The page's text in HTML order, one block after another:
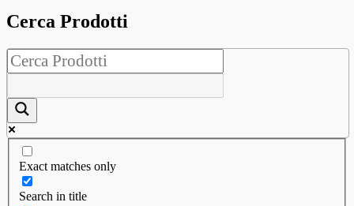
Cerca Prodotti
Exact matches only
Search in title